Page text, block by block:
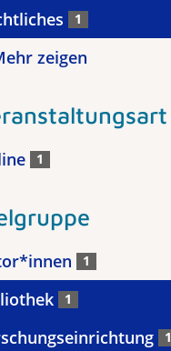
1
zeigen
1
1
1
1